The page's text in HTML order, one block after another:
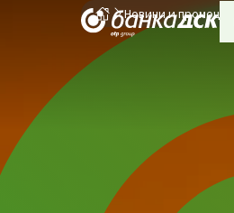
Новини и промоции